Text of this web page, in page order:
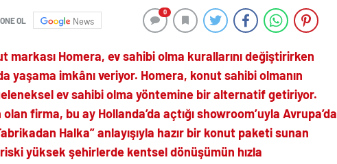
OL News
0
markası Homera, ev sahibi olma kurallarını değiştirirken
yaşama imkânı veriyor. Homera, konut sahibi olmanın
ev sahibi olma yöntemine bir alternatif getiriyor.
firma, bu ay Hollanda’da açtığı showroom’uyla Avrupa’da
Halka” anlayışıyla hazır bir konut paketi sunan
yüksek şehirlerde kentsel dönüşümün hızla